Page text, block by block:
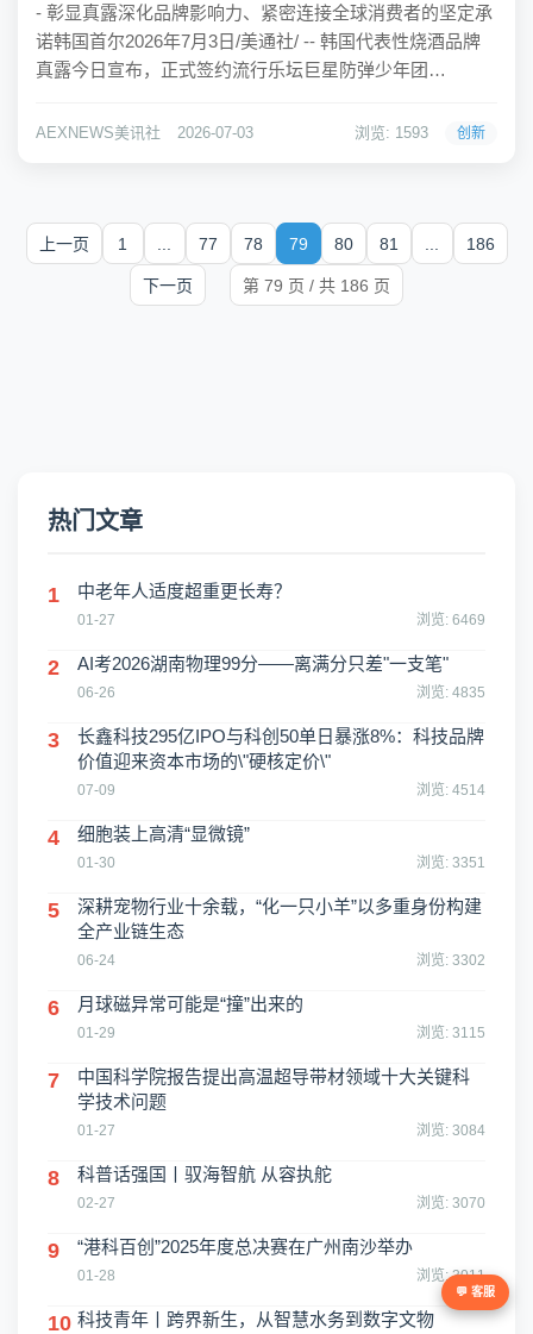
- 彰显真露深化品牌影响力、紧密连接全球消费者的坚定承
诺韩国首尔2026年7月3日/美通社/ -- 韩国代表性烧酒品牌
真露今日宣布，正式签约流行乐坛巨星防弹少年团
球品牌扩张战略的重要一环，旨在提升品牌竞争力，并与
AEXNEWS美讯社 2026-07-03 浏览: 1593 创新
上一页 1 77 78 79 80 81 186
下一页 第 79 页 / 共 186 页
热门文章
1 中老年人适度超重更长寿？
01-27 浏览: 6469
2 AI考2026湖南物理99分——离满分只差"一支笔"
06-26 浏览: 4835
3
长鑫科技295亿IPO与科创50单日暴涨8%：科技品牌
价值迎来资本市场的\"硬核定价\"
07-09 浏览: 4514
4 细胞装上高清“显微镜”
01-30 浏览: 3351
5
深耕宠物行业十余载，“化一只小羊”以多重身份构建
全产业链生态
06-24 浏览: 3302
6 月球磁异常可能是“撞”出来的
01-29 浏览: 3115
7
中国科学院报告提出高温超导带材领域十大关键科
学技术问题
01-27 浏览: 3084
8 科普话强国丨驭海智航 从容执舵
02-27 浏览: 3070
9 “港科百创”2025年度总决赛在广州南沙举办
01-28 浏览: 3011
10 科技青年丨跨界新生，从智慧水务到数字文物
💬 客服